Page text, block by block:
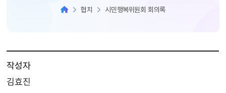
협치 시민행복위원회 회의록
작성자
김효진